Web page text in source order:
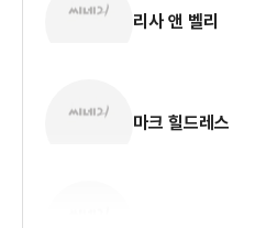
리사 앤 벨리
마크 힐드레스